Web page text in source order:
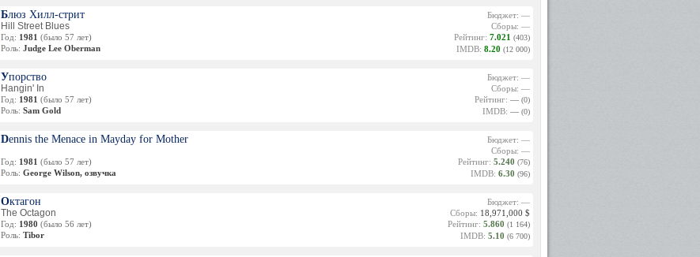
Блюз Хилл-стрит
Hill Street Blues
Год: 1981 (было 57 лет)
Роль: Judge Lee Oberman
Бюджет: —
Сборы: —
Рейтинг: 7.021 (403)
IMDB: 8.20 (12 000)
Упорство
Hangin' In
Год: 1981 (было 57 лет)
Роль: Sam Gold
Бюджет: —
Сборы: —
Рейтинг: — (0)
IMDB: — (0)
Dennis the Menace in Mayday for Mother
Год: 1981 (было 57 лет)
Роль: George Wilson, озвучка
Бюджет: —
Сборы: —
Рейтинг: 5.240 (76)
IMDB: 6.30 (96)
Октагон
The Octagon
Год: 1980 (было 56 лет)
Роль: Tibor
Бюджет: —
Сборы: 18,971,000 $
Рейтинг: 5.860 (1 164)
IMDB: 5.10 (6 700)